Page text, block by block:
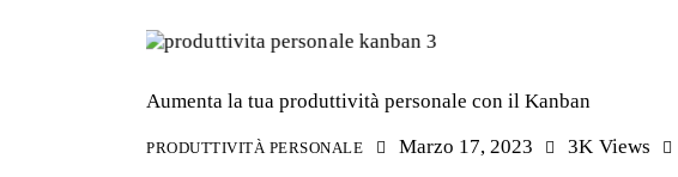
Aumenta la tua produttività personale con il Kanban
PRODUTTIVITÀ PERSONALE Marzo 17, 2023 3K Views